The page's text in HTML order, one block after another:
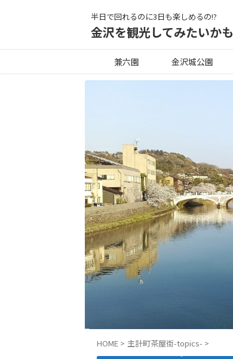
半日で回れるのに3日も楽しめるの!?
金沢を観光してみたいかも
兼六園 金沢城公園
HOME > 主計町茶屋街-topics- >